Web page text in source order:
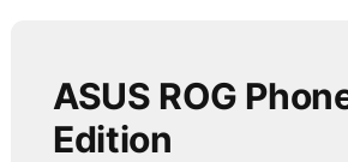
ASUS ROG
Edition